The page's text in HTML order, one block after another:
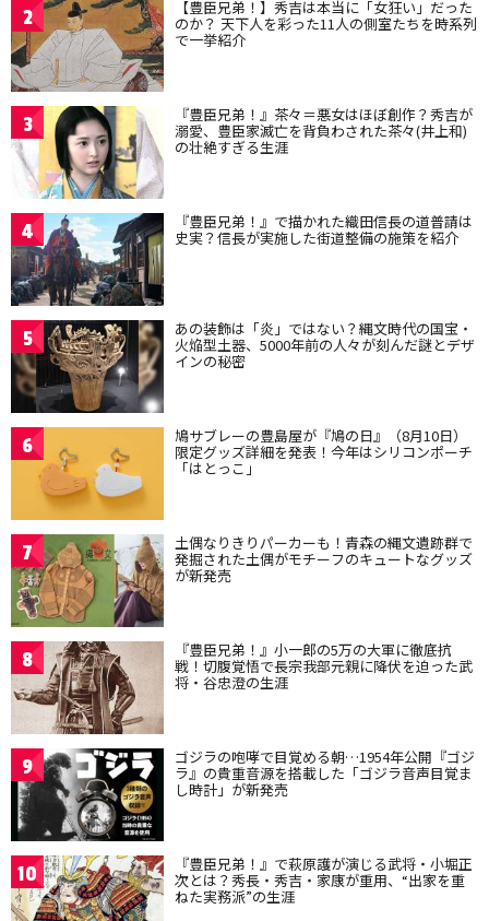
2 【豊臣兄弟！】秀吉は本当に「女狂い」だった
のか？ 天下人を彩った11人の側室たちを時系列
で一挙紹介
3 『豊臣兄弟！』茶々＝悪女はほぼ創作？秀吉が
溺愛、豊臣家滅亡を背負わされた茶々(井上和)
の壮絶すぎる生涯
4 『豊臣兄弟！』で描かれた織田信長の道普請は
史実？信長が実施した街道整備の施策を紹介
5 あの装飾は「炎」ではない？縄文時代の国宝・
火焔型土器、5000年前の人々が刻んだ謎とデザ
インの秘密
6 鳩サブレーの豊島屋が『鳩の日』（8月10日）
限定グッズ詳細を発表！今年はシリコンポーチ
「はとっこ」
7 土偶なりきりパーカーも！青森の縄文遺跡群で
発掘された土偶がモチーフのキュートなグッズ
が新発売
8 『豊臣兄弟！』小一郎の5万の大軍に徹底抗
戦！切腹覚悟で長宗我部元親に降伏を迫った武
将・谷忠澄の生涯
9 ゴジラの咆哮で目覚める朝…1954年公開『ゴジ
ラ』の貴重音源を搭載した「ゴジラ音声目覚ま
し時計」が新発売
10 『豊臣兄弟！』で萩原護が演じる武将・小堀正
次とは？秀長・秀吉・家康が重用、“出家を重
ねた実務派”の生涯